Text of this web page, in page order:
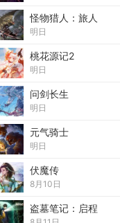
怪物猎人：旅人
明日
桃花源记2
明日
问剑长生
明日
元气骑士
明日
伏魔传
8月10日
盗墓笔记：启程